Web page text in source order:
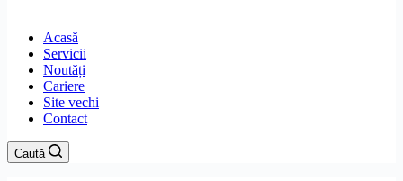
Acasă
Servicii
Noutăți
Cariere
Site vechi
Contact
Caută